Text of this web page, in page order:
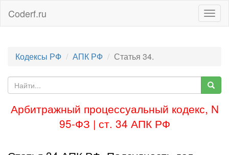
Coderf.ru
Кодексы РФ АПК РФ Статья 34.
Арбитражный процессуальный кодекс, N
95-ФЗ | ст. 34 АПК РФ